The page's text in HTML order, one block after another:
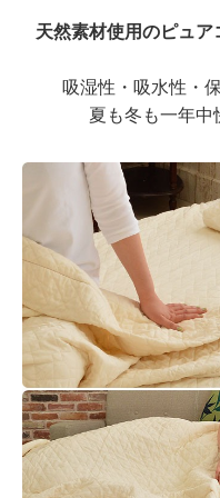
天然素材使用のピュ
吸湿性・吸水性・
夏も冬も一年中